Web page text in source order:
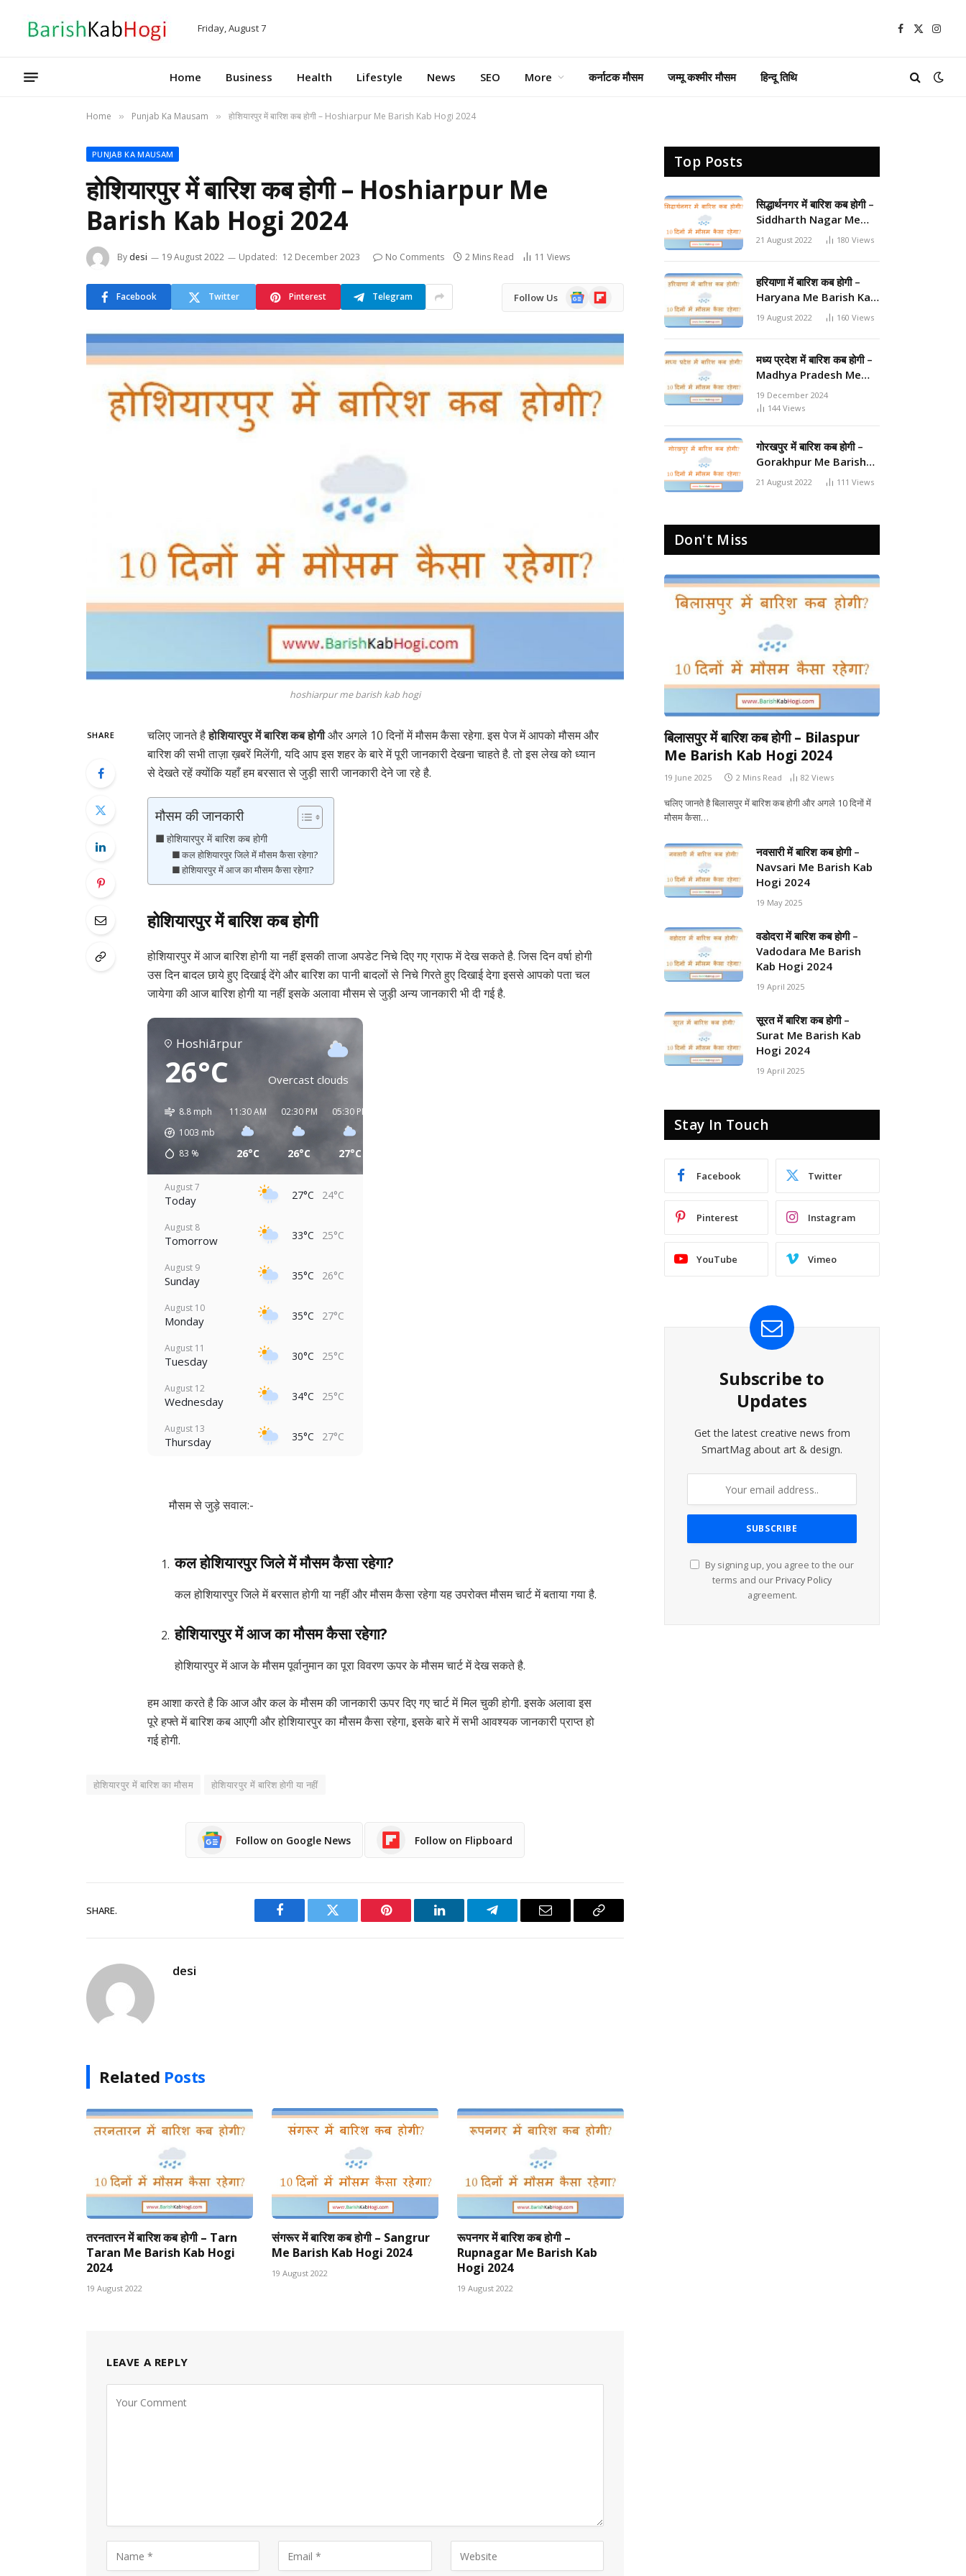
Friday, August 7 Facebook
X
Home Business Health Lifestyle News SEO More कर्नाटक मौसम जम्मू कश्मीर मौसम हिन्दू तिथि
Home » Punjab Ka Mausam » होशियारपुर में बारिश कब होगी – Hoshiarpur Me Barish Kab Hogi 2024
PUNJAB KA MAUSAM
होशियारपुर में बारिश कब होगी – Hoshiarpur Me
Barish Kab Hogi 2024
Bydesi 19 August 2022 Updated: 12 December 2023 No Comments 2 Mins Read 11 Views
Facebook Twitter Pinterest Telegram Follow Us
Google
News
Flipboard
hoshiarpur me barish kab hogi
SHARE चलिए जानते हैहोशियारपुर में बारिश कब होगीऔर अगले 10 दिनों में मौसम कैसा रहेगा. इस पेज में आपको मौसम और
बारिश की सभी ताज़ा ख़बरें मिलेंगी, यदि आप इस शहर के बारे में पूरी जानकारी देखना चाहते है. तो इस लेख को ध्यान
से देखते रहें क्योंकि यहाँ हम बरसात से जुड़ी सारी जानकारी देने जा रहे है.
मौसम की जानकारी
होशियारपुर में बारिश कब होगी
कल होशियारपुर जिले में मौसम कैसा रहेगा?
होशियारपुर में आज का मौसम कैसा रहेगा?
होशियारपुर में बारिश कब होगी
होशियारपुर में आज बारिश होगी या नहीं इसकी ताजा अपडेट निचे दिए गए ग्राफ में देख सकते है. जिस दिन वर्षा होगी
उस दिन बादल छाये हुए दिखाई देंगे और बारिश का पानी बादलों से निचे गिरते हुए दिखाई देगा इससे आपको पता चल
जायेगा की आज बारिश होगी या नहीं इसके अलावा मौसम से जुड़ी अन्य जानकारी भी दी गई है.
Hoshiārpur
26°C Overcast clouds
8.8 mph
1003 mb
83 %
11:30 AM
26°C
02:30 PM
26°C
05:30 PM
27°C
August 7
Today 27°C 24°C
August 8
Tomorrow 33°C 25°C
August 9
Sunday 35°C 26°C
August 10
Monday 35°C 27°C
August 11
Tuesday 30°C 25°C
August 12
Wednesday 34°C 25°C
August 13
Thursday 35°C 27°C
मौसम से जुड़े सवाल:-
कल होशियारपुर जिले में मौसम कैसा रहेगा?
कल होशियारपुर जिले में बरसात होगी या नहीं और मौसम कैसा रहेगा यह उपरोक्त मौसम चार्ट में बताया गया है.
होशियारपुर में आज का मौसम कैसा रहेगा?
होशियारपुर में आज के मौसम पूर्वानुमान का पूरा विवरण ऊपर के मौसम चार्ट में देख सकते है.
हम आशा करते है कि आज और कल के मौसम की जानकारी ऊपर दिए गए चार्ट में मिल चुकी होगी. इसके अलावा इस
पूरे हफ्ते में बारिश कब आएगी और होशियारपुर का मौसम कैसा रहेगा, इसके बारे में सभी आवश्यक जानकारी प्राप्त हो
गई होगी.
होशियारपुर में बारिश का मौसम होशियारपुर में बारिश होगी या नहीं
Follow on Google News Follow on Flipboard
SHARE.
Facebook Twitter Pinterest LinkedIn Telegram Email
Copy
desi
Related Posts
तरनतारन में बारिश कब होगी – Tarn
Taran Me Barish Kab Hogi
2024
19 August 2022
संगरूर में बारिश कब होगी – Sangrur
Me Barish Kab Hogi 2024
19 August 2022
रूपनगर में बारिश कब होगी –
Rupnagar Me Barish Kab
Hogi 2024
19 August 2022
LEAVE A REPLY
Top Posts
सिद्धार्थनगर में बारिश कब होगी –
Siddharth Nagar Me
Barish Kab Hogi 2024
21 August 2022 180 Views
हरियाणा में बारिश कब होगी –
Haryana Me Barish Kab
Hogi 2024
19 August 2022 160 Views
मध्य प्रदेश में बारिश कब होगी –
Madhya Pradesh Me
Barish Kab Hogi 2024
19 December 2024
144 Views
गोरखपुर में बारिश कब होगी –
Gorakhpur Me Barish
Kab Hogi 2024
21 August 2022 111 Views
Don't Miss
बिलासपुर में बारिश कब होगी – Bilaspur
Me Barish Kab Hogi 2024
19 June 2025 2 Mins Read 82 Views
चलिए जानते है बिलासपुर में बारिश कब होगी और अगले 10 दिनों में
मौसम कैसा…
नवसारी में बारिश कब होगी –
Navsari Me Barish Kab
Hogi 2024
19 May 2025
वडोदरा में बारिश कब होगी –
Vadodara Me Barish
Kab Hogi 2024
19 April 2025
सूरत में बारिश कब होगी –
Surat Me Barish Kab
Hogi 2024
19 April 2025
Stay In Touch
Facebook Twitter
Pinterest Instagram
YouTube Vimeo
Subscribe to
Updates
Get the latest creative news from
SmartMag about art & design.
By signing up, you agree to the our
terms and our Privacy Policy
agreement.